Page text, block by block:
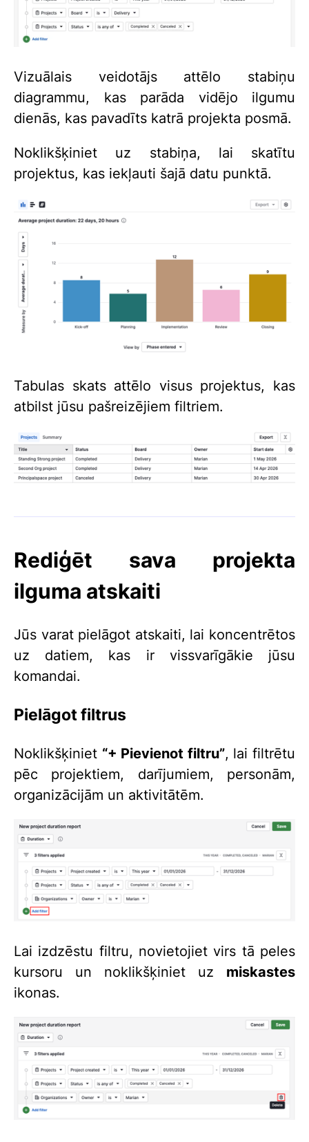
Vizuālais veidotājs attēlo stabiņu
diagrammu, kas parāda vidējo ilgumu
dienās, kas pavadīts katrā projekta posmā.
Noklikšķiniet uz stabiņa, lai skatītu
projektus, kas iekļauti šajā datu punktā.
Tabulas skats attēlo visus projektus, kas
atbilst jūsu pašreizējiem filtriem.
Rediģēt sava projekta
ilguma atskaiti
Jūs varat pielāgot atskaiti, lai koncentrētos
uz datiem, kas ir vissvarīgākie jūsu
komandai.
Pielāgot filtrus
Noklikšķiniet “+ Pievienot filtru”, lai filtrētu
pēc projektiem, darījumiem, personām,
organizācijām un aktivitātēm.
Lai izdzēstu filtru, novietojiet virs tā peles
kursoru un noklikšķiniet uz miskastes
ikonas.